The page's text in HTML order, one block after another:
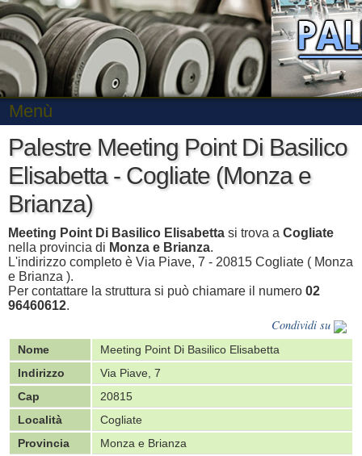
Menù
Palestre Meeting Point Di Basilico
Elisabetta - Cogliate (Monza e
Brianza)
Meeting Point Di Basilico Elisabetta si trova a Cogliate
nella provincia di Monza e Brianza.
L'indirizzo completo è Via Piave, 7 - 20815 Cogliate ( Monza
e Brianza ).
Per contattare la struttura si può chiamare il numero 02
96460612.
Condividi su
Nome
Meeting Point Di Basilico Elisabetta
Indirizzo
Via Piave, 7
Cap
20815
Località
Cogliate
Provincia
Monza e Brianza